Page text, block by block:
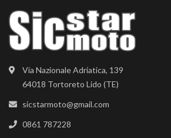
Via Nazionale Adriatica, 139
64018 Tortoreto Lido (TE)
sicstarmoto@gmail.com
0861 787228